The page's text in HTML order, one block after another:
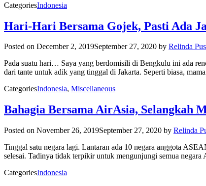
CategoriesIndonesia
Hari-Hari Bersama Gojek, Pasti Ada
Posted on December 2, 2019September 27, 2020 by Relinda
Pada suatu hari… Saya yang berdomisili di Bengkulu ini ada
dari tante untuk adik yang tinggal di Jakarta. Seperti biasa,
CategoriesIndonesia, Miscellaneous
Bahagia Bersama AirAsia, Selangkah
Posted on November 26, 2019September 27, 2020 by Relinda
Tinggal satu negara lagi. Lantaran ada 10 negara anggota
selesai. Tadinya tidak terpikir untuk mengunjungi semua
CategoriesIndonesia